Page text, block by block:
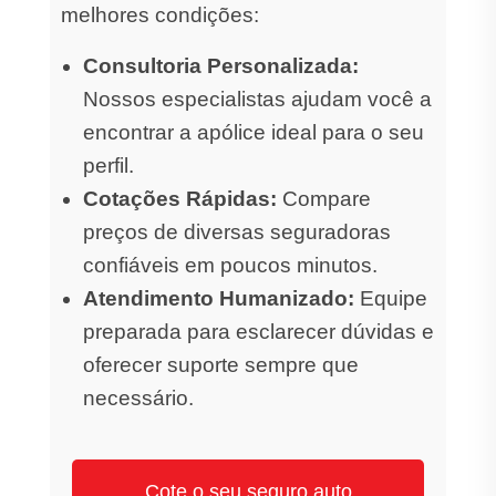
melhores condições:
Consultoria Personalizada:
Nossos especialistas ajudam você a
encontrar a apólice ideal para o seu
perfil.
Cotações Rápidas: Compare
preços de diversas seguradoras
confiáveis em poucos minutos.
Atendimento Humanizado: Equipe
preparada para esclarecer dúvidas e
oferecer suporte sempre que
necessário.
Cote o seu seguro auto